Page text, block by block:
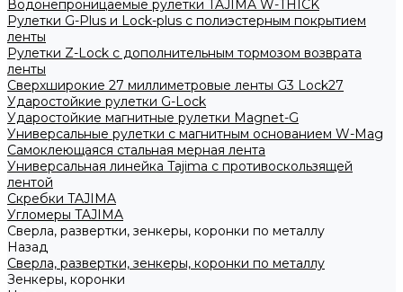
Водонепроницаемые рулетки TAJIMA W-THICK
Рулетки G-Plus и Lock-plus с полиэстерным покрытием
ленты
Рулетки Z-Lock с дополнительным тормозом возврата
ленты
Сверхширокие 27 миллиметровые ленты G3 Lock27
Ударостойкие рулетки G-Lock
Ударостойкие магнитные рулетки Magnet-G
Универсальные рулетки с магнитным основанием W-Mag
Самоклеющаяся стальная мерная лента
Универсальная линейка Tajima с противоскользящей
лентой
Скребки TAJIMA
Угломеры TAJIMA
Сверла, развертки, зенкеры, коронки по металлу
Назад
Сверла, развертки, зенкеры, коронки по металлу
Зенкеры, коронки